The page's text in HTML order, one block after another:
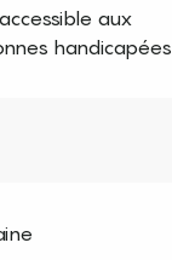
aux
handicapées